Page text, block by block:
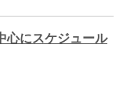
心にスケジュール